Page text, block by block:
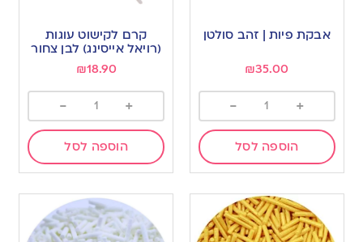
to
wishlist
אבקת פיות | זהב סולטן
₪35.00
+
-
הוספה לסל
wishlist
קרם לקישוט עוגות
(רויאל אייסינג) לבן צחור
₪18.90
+
-
הוספה לסל